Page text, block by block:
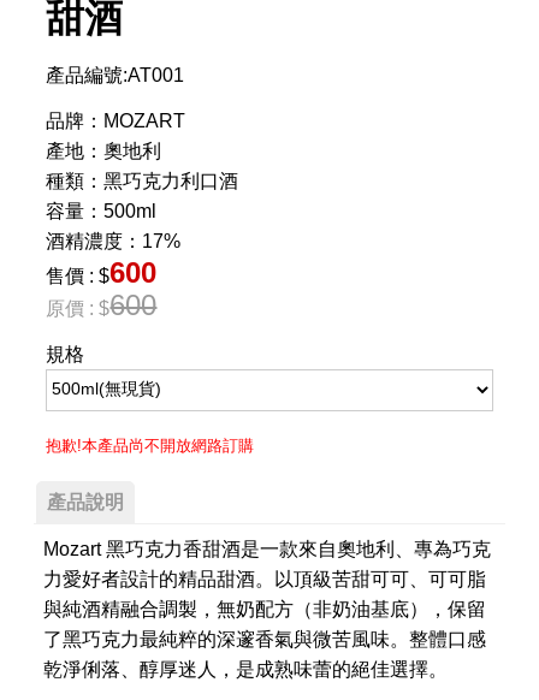
甜酒
產品編號:AT001
品牌：MOZART
產地：奧地利
種類：黑巧克力利口酒
容量：500ml
酒精濃度：17%
售價 : $600
原價 : $600
規格
抱歉!本產品尚不開放網路訂購
產品說明
Mozart 黑巧克力香甜酒是一款來自奧地利、專為巧克
力愛好者設計的精品甜酒。以頂級苦甜可可、可可脂
與純酒精融合調製，無奶配方（非奶油基底），保留
了黑巧克力最純粹的深邃香氣與微苦風味。整體口感
乾淨俐落、醇厚迷人，是成熟味蕾的絕佳選擇。